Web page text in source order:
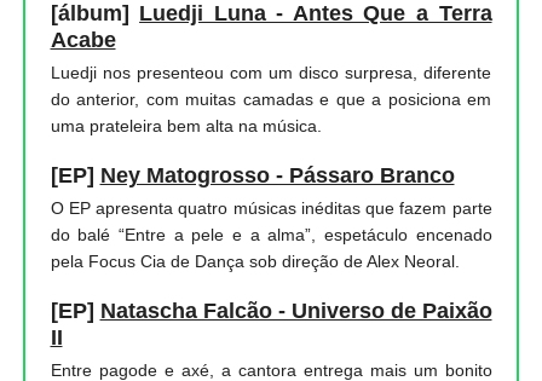
[álbum] Luedji Luna - Antes Que a Terra
Acabe
Luedji nos presenteou com um disco surpresa, diferente
do anterior, com muitas camadas e que a posiciona em
uma prateleira bem alta na música.
[EP] Ney Matogrosso - Pássaro Branco
O EP apresenta quatro músicas inéditas que fazem parte
do balé “Entre a pele e a alma”, espetáculo encenado
pela Focus Cia de Dança sob direção de Alex Neoral.
[EP] Natascha Falcão - Universo de Paixão
II
Entre pagode e axé, a cantora entrega mais um bonito